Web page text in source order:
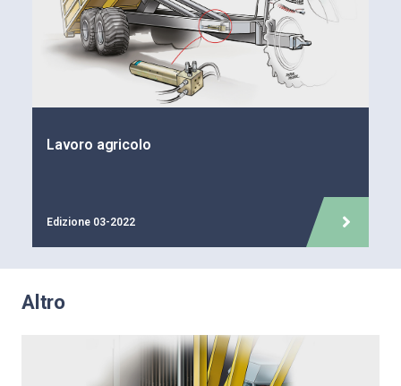
Lavoro agricolo
Edizione 03-2022
Altro